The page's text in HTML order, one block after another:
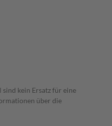
kein Ersatz für eine
über die